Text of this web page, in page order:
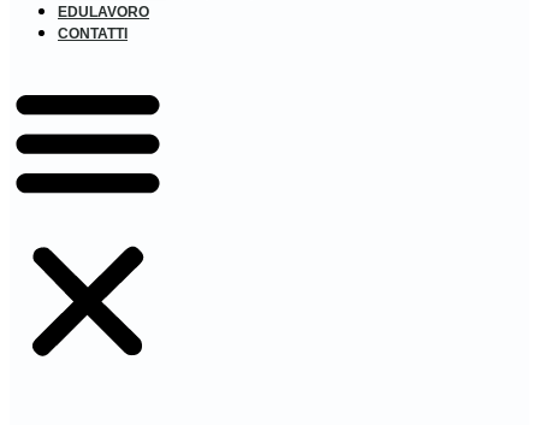
EDULAVORO
CONTATTI